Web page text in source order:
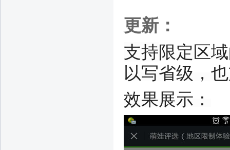
更新：
支持限定区
以写省级，
效果展示：